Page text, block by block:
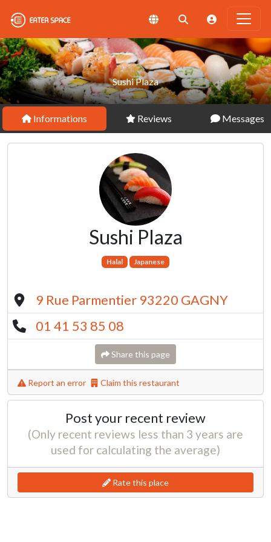
Sushi Plaza
Informations Reviews Messages
Sushi Plaza
Halal Japanese
9 Rue Parmentier 93220 GAGNY
01 41 53 85 08
Share this page
Report an error Claim this restaurant
Post your recent review
(Only recent reviews less than 3 years are
used for calculating the average)
Rate this place